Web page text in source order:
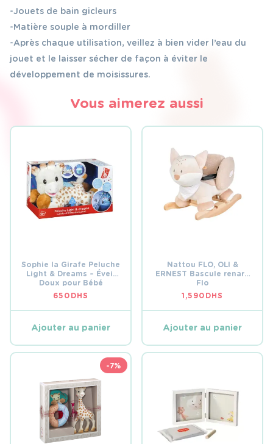
-Jouets de bain gicleurs
-Matière souple à mordiller
-Après chaque utilisation, veillez à bien vider l’eau du
jouet et le laisser sécher de façon à éviter le
développement de moisissures.
Vous aimerez aussi
Sophie la Girafe Peluche
Light & Dreams – Éveil
Doux pour Bébé
650 DHS
Ajouter au panier
Nattou FLO, OLI &
ERNEST Bascule renard
Flo
1,590 DHS
Ajouter au panier
-7%